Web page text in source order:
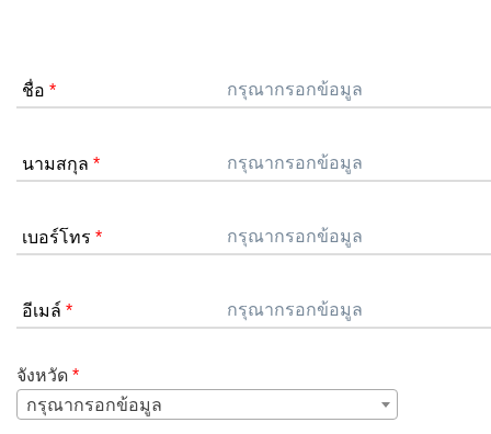
ชื่อ *
นามสกุล *
เบอร์โทร *
อีเมล์ *
จังหวัด *
กรุณากรอกข้อมูล